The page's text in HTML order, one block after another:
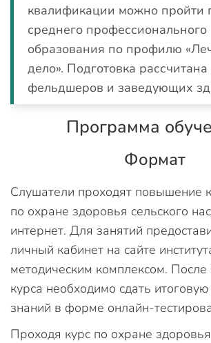
квалификации можно пройти
среднего профессионального
образования по профилю
дело». Подготовка рассчитана
фельдшеров и заведующих
Программа
Формат
Слушатели проходят повышение
по охране здоровья сельского
интернет. Для занятий
личный кабинет на сайте
методическим комплексом.
курса необходимо сдать
знаний в форме онлайн-
Проходя курс по охране